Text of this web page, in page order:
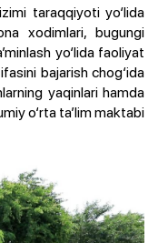
taraqqiyoti yo‘lida
xodimlari, bugungi
yo‘lida faoliyat
bajarish chog‘ida
yaqinlari hamda
o‘rta ta’lim maktabi